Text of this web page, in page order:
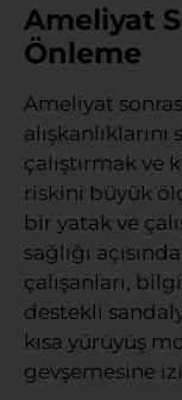
Ameliyat
Önleme
Ameliyat
çalıştırmak
riskini büyük
bir yatak ve
sağlığı
çalışanları,
destekli
kısa yürüyüş
gevşemesine